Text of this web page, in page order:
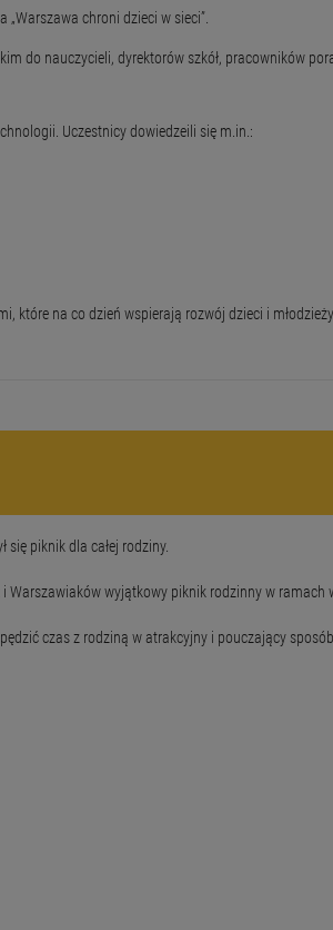
chroni dzieci w sieci”.
do nauczycieli, dyrektorów szkół, pracowników
Uczestnicy dowiedzeili się m.in.:
które na co dzień wspierają rozwój dzieci i młodzieży.
piknik dla całej rodziny.
wyjątkowy piknik rodzinny w ramach
czas z rodziną w atrakcyjny i pouczający